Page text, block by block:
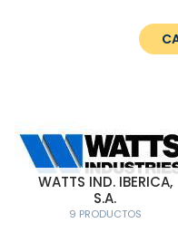
WATTS IND. IBERICA,
S.A.
9 PRODUCTOS